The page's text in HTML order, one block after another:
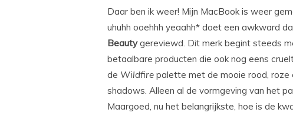
Daar ben ik weer! Mijn MacBook is weer
uhuhh ooehhh yeaahh* doet een awkward
Beautygereviewd. Dit merk begint steeds
betaalbare producten die ook nog eens
de Wildfire palette met de mooie rood,
shadows. Alleen al de vormgeving van het
Maargoed, nu het belangrijkste, hoe is de